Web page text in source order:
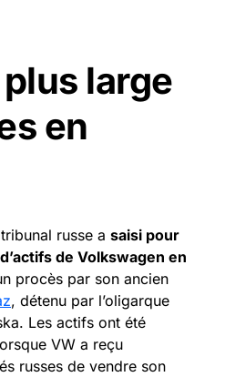
large
en
russe a saisi pour
de Volkswagen en
procès par son ancien
, détenu par l’oligarque
Les actifs ont été
VW a reçu
russes de vendre son